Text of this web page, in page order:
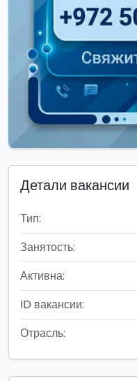
Детали вакансии
Тип:
Занятость:
Активна:
ID вакансии:
Отрасль: